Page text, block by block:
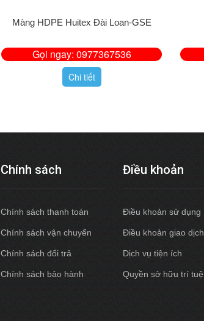
Màng HDPE Huitex Đài Loan-GSE
Gọi ngay: 0977367536
Chi tiết
Chính sách
Chính sách thanh toán
Chính sách vận chuyển
Chính sách đổi trả
Chính sách bảo hành
Điều khoản
Điều khoản sử dụng
Điều khoản giao dịch
Dịch vụ tiện ích
Quyền sở hữu trí tuệ